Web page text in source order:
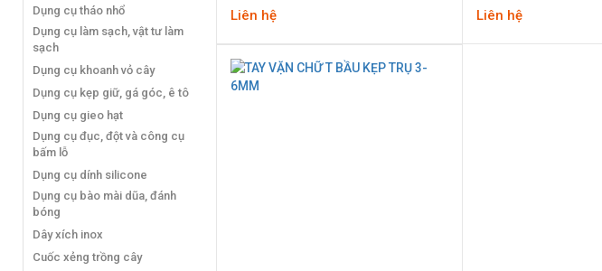
Dụng cụ tháo nhổ
Dụng cụ làm sạch, vật tư làm
sạch
Dụng cụ khoanh vỏ cây
Dụng cụ kẹp giữ, gá góc, ê tô
Dụng cụ gieo hạt
Dụng cụ đục, đột và công cụ
bấm lỗ
Dụng cụ dính silicone
Dụng cụ bào mài dũa, đánh
bóng
Dây xích inox
Cuốc xẻng trồng cây
Liên hệ Liên hệ